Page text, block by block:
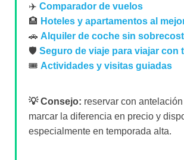
✈️ Comparador de vuelos
🏨 Hoteles y apartamentos al
🚗 Alquiler de coche sin
🛡️ Seguro de viaje para viajar con
🎟️ Actividades y visitas guiadas
💡 Consejo: reservar con
marcar la diferencia en precio y
especialmente en temporada alta.